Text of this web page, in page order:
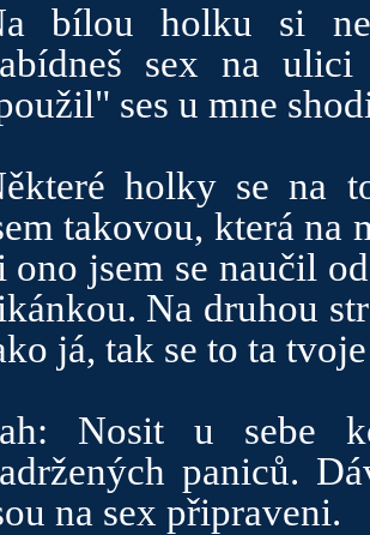
bílou holku si
sex na
ses u mne
holky se na
takovou, která na
ono jsem se naučil
Na druhou
já, tak se to ta
Nosit u sebe
paniců.
na sex připraveni.